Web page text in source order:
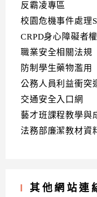
反霸凌專區
校園危機事件處理
CRPD身心障礙者
職業安全相關法規
防制學生藥物濫用
公務人員利益衝突
交通安全入口網
藝才班課程教學與
法務部廉潔教材資
其他網站連